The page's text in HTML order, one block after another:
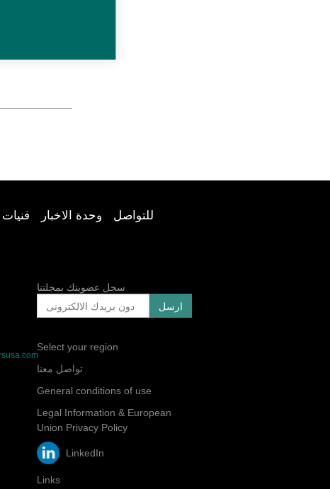
فنيات وحدة الاخبار للتواصل
سجل عضويتك بمجلتنا
Select your region
تواصل معنا
General conditions of use
Legal Information & European
Union Privacy Policy
LinkedIn
Links